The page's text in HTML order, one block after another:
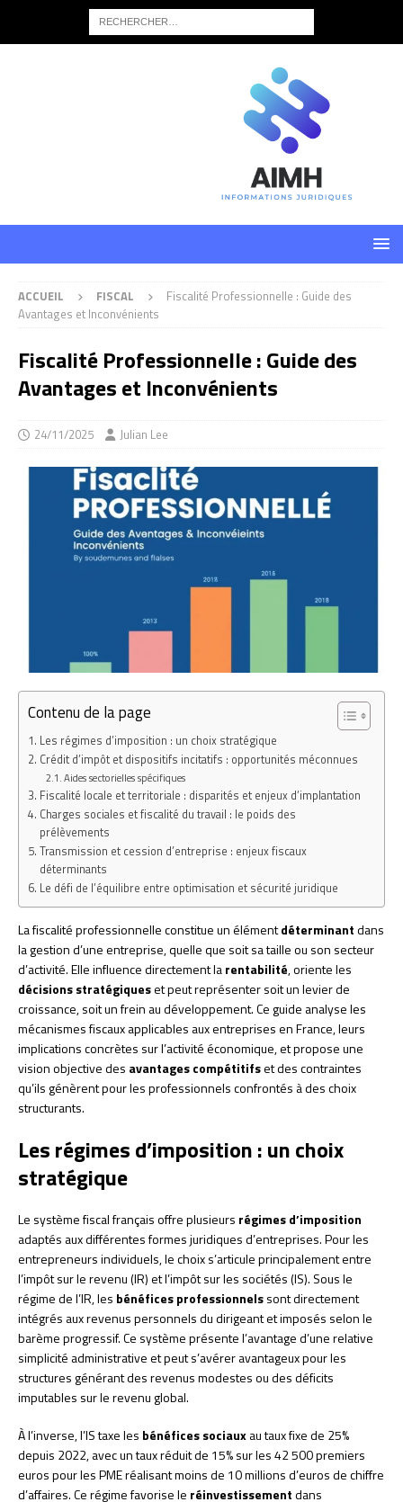
ACCUEIL FISCAL
Fiscalité Professionnelle : Guide des
Avantages et Inconvénients
Fiscalité Professionnelle : Guide des
Avantages et Inconvénients
24/11/2025 Julian Lee
Contenu de la page
Les régimes d’imposition : un choix stratégique
Crédit d’impôt et dispositifs incitatifs : opportunités méconnues
Aides sectorielles spécifiques
Fiscalité locale et territoriale : disparités et enjeux d’implantation
Charges sociales et fiscalité du travail : le poids des
prélèvements
Transmission et cession d’entreprise : enjeux fiscaux
déterminants
Le défi de l’équilibre entre optimisation et sécurité juridique
La fiscalité professionnelle constitue un élémentdéterminantdans
la gestion d’une entreprise, quelle que soit sa taille ou son secteur
d’activité. Elle influence directement larentabilité, oriente les
décisions stratégiqueset peut représenter soit un levier de
croissance, soit un frein au développement. Ce guide analyse les
mécanismes fiscaux applicables aux entreprises en France, leurs
implications concrètes sur l’activité économique, et propose une
vision objective des avantages compétitifset des contraintes
qu’ils génèrent pour les professionnels confrontés à des choix
structurants.
Les régimes d’imposition : un choix
stratégique
Le système fiscal français offre plusieurs régimes d’imposition
adaptés aux différentes formes juridiques d’entreprises. Pour les
entrepreneurs individuels, le choix s’articule principalement entre
l’impôt sur le revenu (IR) et l’impôt sur les sociétés (IS). Sous le
régime de l’IR, les bénéfices professionnelssont directement
intégrés aux revenus personnels du dirigeant et imposés selon le
barème progressif. Ce système présente l’avantage d’une relative
simplicité administrative et peut s’avérer avantageux pour les
structures générant des revenus modestes ou des déficits
imputables sur le revenu global.
À l’inverse, l’IS taxe les bénéfices sociauxau taux fixe de 25%
depuis 2022, avec un taux réduit de 15% sur les 42 500 premiers
euros pour les PME réalisant moins de 10 millions d’euros de chiffre
d’affaires. Ce régime favorise le réinvestissementdans